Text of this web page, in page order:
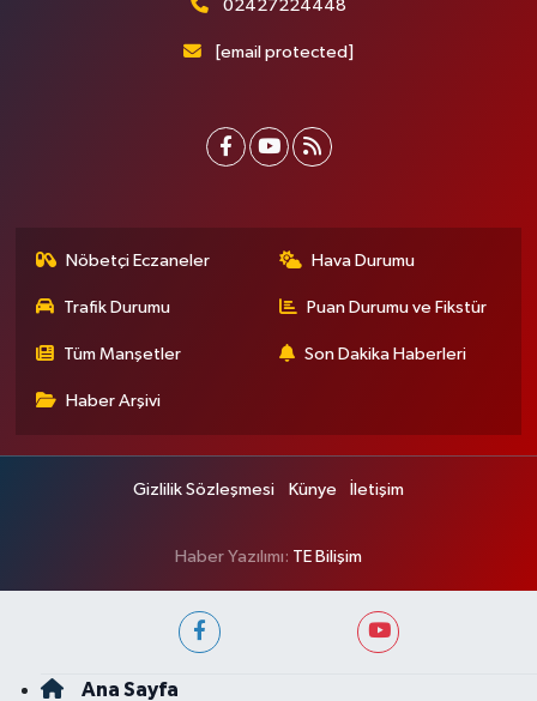
02427224448
[email protected]
Nöbetçi Eczaneler Hava Durumu
Trafik Durumu Puan Durumu ve Fikstür
Tüm Manşetler Son Dakika Haberleri
Haber Arşivi
Gizlilik Sözleşmesi Künye İletişim
Haber Yazılımı: TE Bilişim
Ana Sayfa